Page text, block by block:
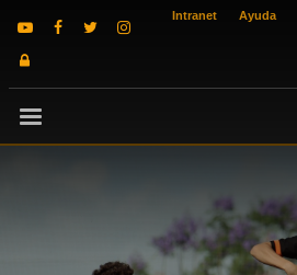
Intranet Ayuda